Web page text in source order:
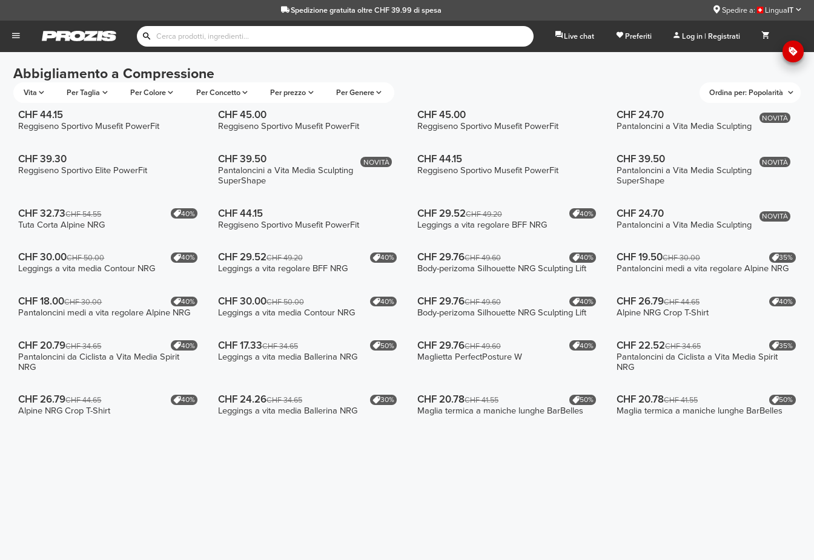
Spedizione gratuita oltre CHF 39.99 di spesa Spedire a: LinguaIT
Live chat Preferiti Log in | Registrati
Abbigliamento a Compressione
Vita Per Taglia Per Colore Per Concetto Per prezzo Per Genere Ordina per: Popolarità
CHF 44.15
Reggiseno Sportivo Musefit PowerFit
CHF 45.00
Reggiseno Sportivo Musefit PowerFit
CHF 45.00
Reggiseno Sportivo Musefit PowerFit
NOVITÀ
CHF 24.70
Pantaloncini a Vita Media Sculpting
CHF 39.30
Reggiseno Sportivo Elite PowerFit
NOVITÀ
CHF 39.50
Pantaloncini a Vita Media Sculpting
SuperShape
CHF 44.15
Reggiseno Sportivo Musefit PowerFit
NOVITÀ
CHF 39.50
Pantaloncini a Vita Media Sculpting
SuperShape
CHF 32.73CHF 54.55 40%
Tuta Corta Alpine NRG
CHF 44.15
Reggiseno Sportivo Musefit PowerFit
CHF 29.52CHF 49.20 40%
Leggings a vita regolare BFF NRG
NOVITÀ
CHF 24.70
Pantaloncini a Vita Media Sculpting
CHF 30.00CHF 50.00 40%
Leggings a vita media Contour NRG
CHF 29.52CHF 49.20 40%
Leggings a vita regolare BFF NRG
CHF 29.76CHF 49.60 40%
Body-perizoma Silhouette NRG Sculpting Lift
CHF 19.50CHF 30.00 35%
Pantaloncini medi a vita regolare Alpine NRG
CHF 18.00CHF 30.00 40%
Pantaloncini medi a vita regolare Alpine NRG
CHF 30.00CHF 50.00 40%
Leggings a vita media Contour NRG
CHF 29.76CHF 49.60 40%
Body-perizoma Silhouette NRG Sculpting Lift
CHF 26.79CHF 44.65 40%
Alpine NRG Crop T-Shirt
CHF 20.79CHF 34.65 40%
Pantaloncini da Ciclista a Vita Media Spirit
NRG
CHF 17.33CHF 34.65 50%
Leggings a vita media Ballerina NRG
CHF 29.76CHF 49.60 40%
Maglietta PerfectPosture W
CHF 22.52CHF 34.65 35%
Pantaloncini da Ciclista a Vita Media Spirit
NRG
CHF 26.79CHF 44.65 40%
Alpine NRG Crop T-Shirt
CHF 24.26CHF 34.65 30%
Leggings a vita media Ballerina NRG
CHF 20.78CHF 41.55 50%
Maglia termica a maniche lunghe BarBelles
CHF 20.78CHF 41.55 50%
Maglia termica a maniche lunghe BarBelles